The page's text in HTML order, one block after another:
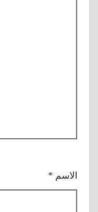
الاسم *